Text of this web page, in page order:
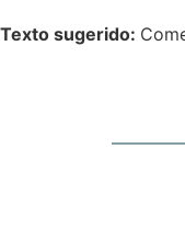
Texto sugerido: